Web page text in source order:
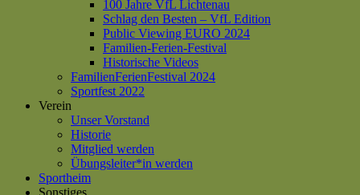
100 Jahre VfL Lichtenau
Schlag den Besten – VfL Edition
Public Viewing EURO 2024
Familien-Ferien-Festival
Historische Videos
FamilienFerienFestival 2024
Sportfest 2022
Verein
Unser Vorstand
Historie
Mitglied werden
Übungsleiter*in werden
Sportheim
Sonstiges